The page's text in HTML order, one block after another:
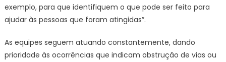
exemplo, para que identifiquem o que pode ser feito para
ajudar às pessoas que foram atingidas”.
As equipes seguem atuando constantemente, dando
prioridade às ocorrências que indicam obstrução de vias ou